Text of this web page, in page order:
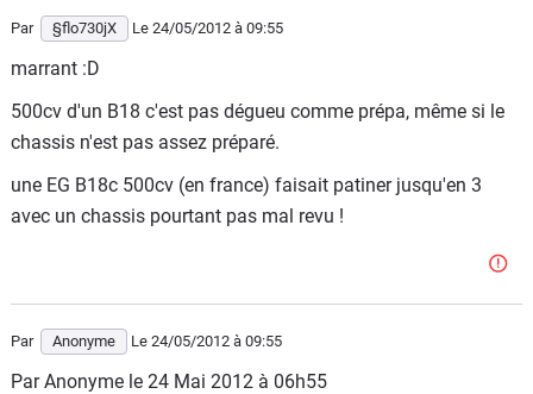
Par §flo730jX Le 24/05/2012 à 09:55
marrant :D
500cv d'un B18 c'est pas dégueu comme prépa, même si le
chassis n'est pas assez préparé.
une EG B18c 500cv (en france) faisait patiner jusqu'en 3
avec un chassis pourtant pas mal revu !
Par Anonyme Le 24/05/2012 à 09:55
Par Anonyme le 24 Mai 2012 à 06h55